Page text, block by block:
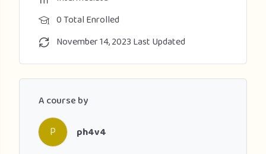
0 Total Enrolled
November 14, 2023 Last Updated
A course by
P ph4v4